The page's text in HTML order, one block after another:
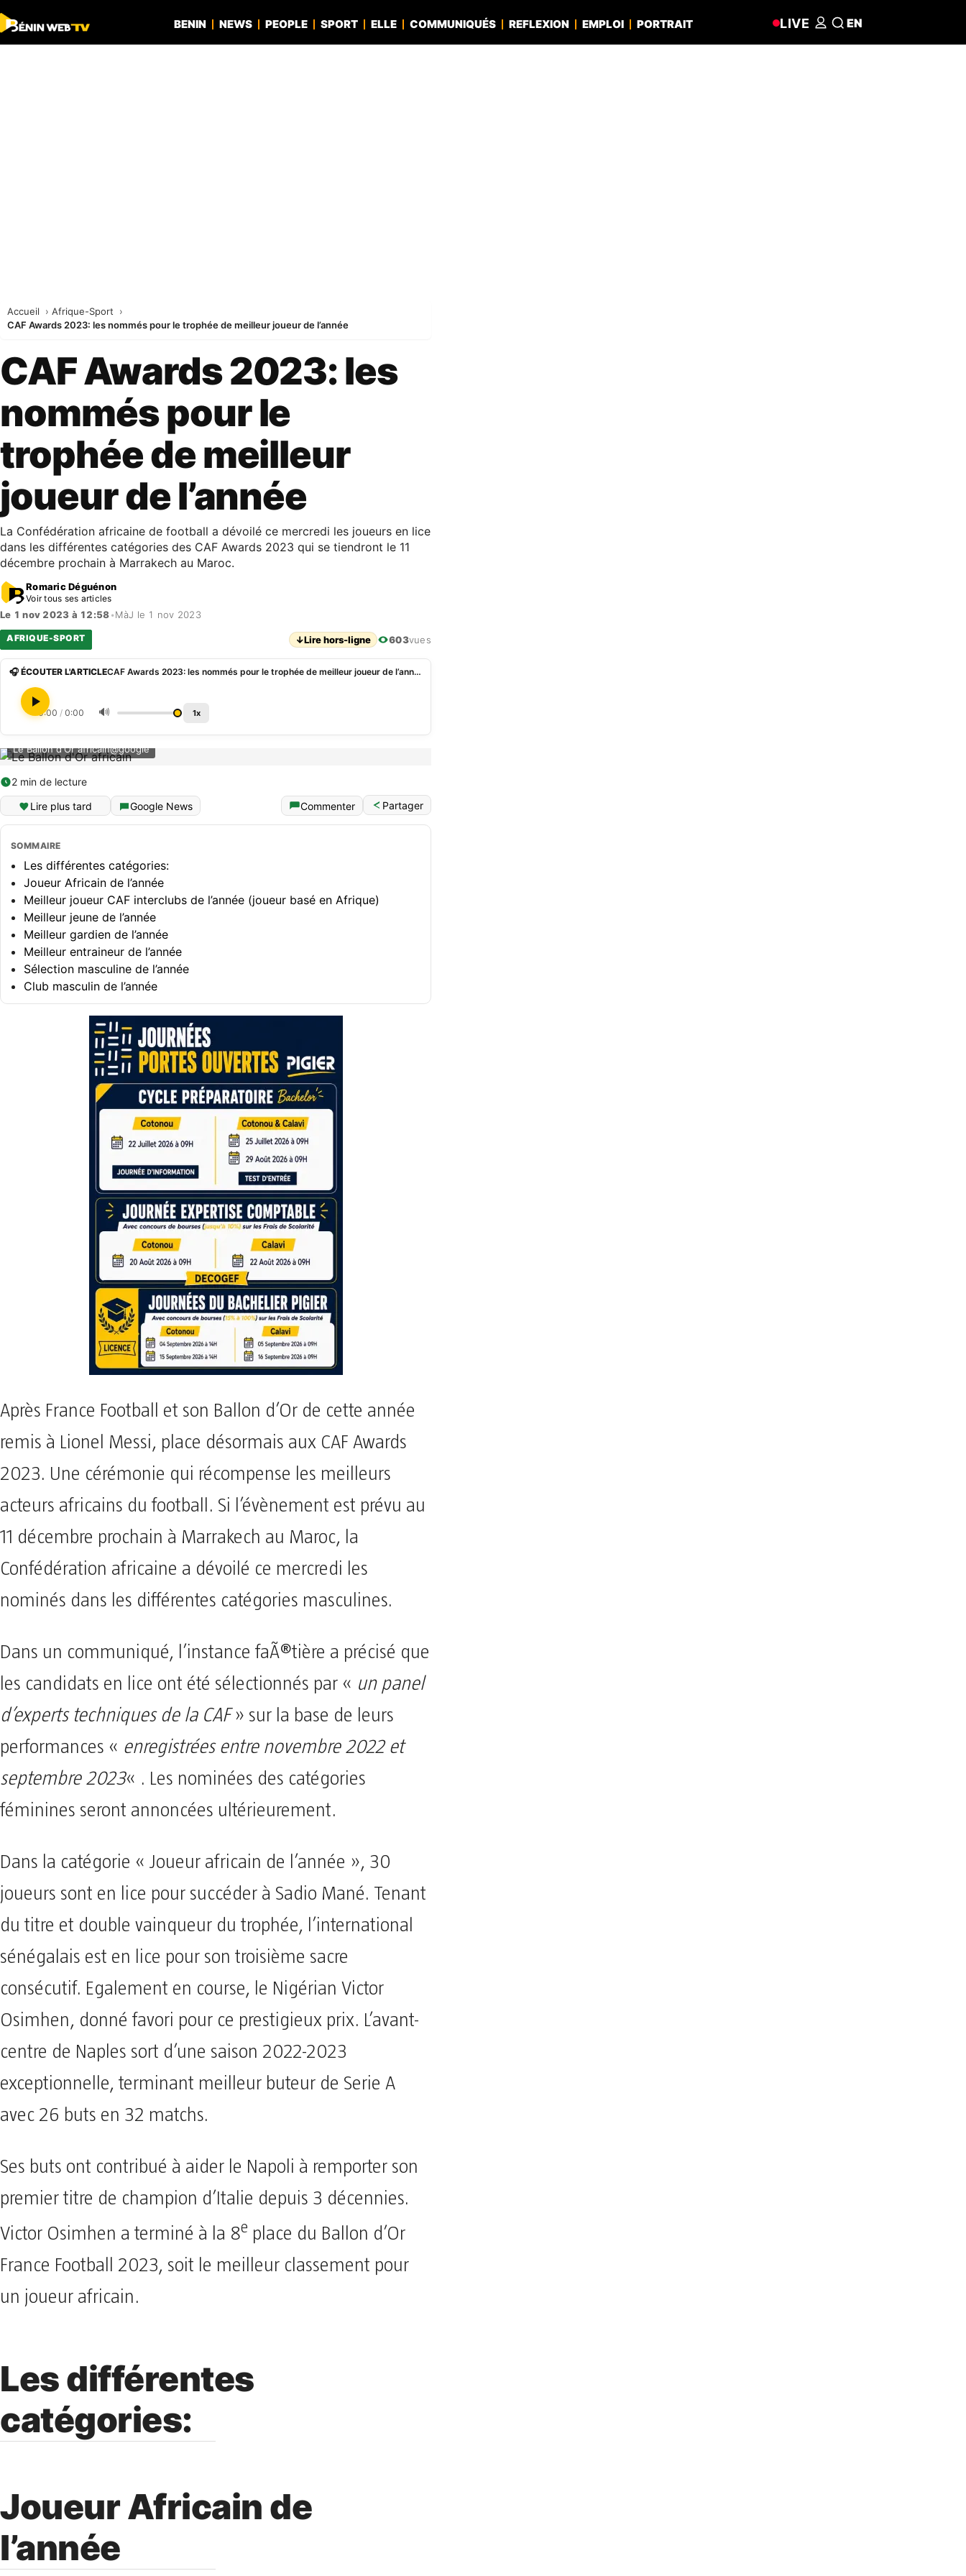
BENIN NEWS PEOPLE SPORT ELLE COMMUNIQUÉS REFLEXION EMPLOI PORTRAIT LIVE EN
Accueil
Afrique-Sport
CAF Awards 2023: les nommés pour le trophée de meilleur joueur de l’année
CAF Awards 2023: les
nommés pour le
trophée de meilleur
joueur de l’année
La Confédération africaine de football a dévoilé ce mercredi les joueurs en lice
dans les différentes catégories des CAF Awards 2023 qui se tiendront le 11
décembre prochain à Marrakech au Maroc.
Romaric Déguénon
Voir tous ses articles
Le 1 nov 2023 à 12:58•MàJ le 1 nov 2023
AFRIQUE-SPORT ↓Lire hors-ligne 603vues
🎧 ÉCOUTER L'ARTICLE CAF Awards 2023: les nommés pour le trophée de meilleur joueur de l’année
0:00 / 0:00 🔊 1x
Le Ballon d'Or africain@google
2 min de lecture
Lire plus tard
Google News Commenter Partager
SOMMAIRE
Les différentes catégories:
Joueur Africain de l’année
Meilleur joueur CAF interclubs de l’année (joueur basé en Afrique)
Meilleur jeune de l’année
Meilleur gardien de l’année
Meilleur entraineur de l’année
Sélection masculine de l’année
Club masculin de l’année
Après France Football et son Ballon d’Or de cette année
remis à Lionel Messi, place désormais aux CAF Awards
2023. Une cérémonie qui récompense les meilleurs
acteurs africains du football. Si l’évènement est prévu au
11 décembre prochain à Marrakech au Maroc, la
Confédération africaine a dévoilé ce mercredi les
nominés dans les différentes catégories masculines.
Dans un communiqué, l’instance faÃ®tière a précisé que
les candidats en lice ont été sélectionnés par « un panel
d’experts techniques de la CAF» sur la base de leurs
performances « enregistrées entre novembre 2022 et
septembre 2023« . Les nominées des catégories
féminines seront annoncées ultérieurement.
Dans la catégorie « Joueur africain de l’année », 30
joueurs sont en lice pour succéder à Sadio Mané. Tenant
du titre et double vainqueur du trophée, l’international
sénégalais est en lice pour son troisième sacre
consécutif. Egalement en course, le Nigérian Victor
Osimhen, donné favori pour ce prestigieux prix. L’avant-
centre de Naples sort d’une saison 2022-2023
exceptionnelle, terminant meilleur buteur de Serie A
avec 26 buts en 32 matchs.
Ses buts ont contribué à aider le Napoli à remporter son
premier titre de champion d’Italie depuis 3 décennies.
Victor Osimhen a terminé à la 8e place du Ballon d’Or
France Football 2023, soit le meilleur classement pour
un joueur africain.
Les différentes
catégories:
Joueur Africain de
l’année